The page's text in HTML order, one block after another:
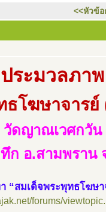
<<หัวข้
ประมวลภาพ
ธโฆษาจารย์
วัดญาณเวศกวัน
ก อ.สามพราน
“สมเด็จพระพุทธโฆษ
forums/